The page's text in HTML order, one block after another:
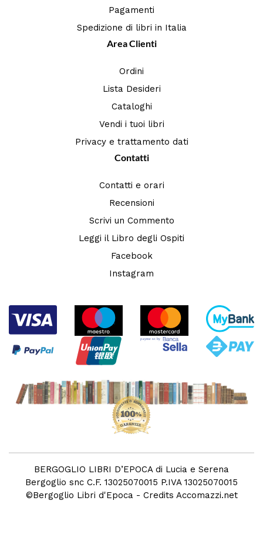
Pagamenti
Spedizione di libri in Italia
Area Clienti
Ordini
Lista Desideri
Cataloghi
Vendi i tuoi libri
Privacy e trattamento dati
Contatti
Contatti e orari
Recensioni
Scrivi un Commento
Leggi il Libro degli Ospiti
Facebook
Instagram
BERGOGLIO LIBRI D’EPOCA di Lucia e Serena
Bergoglio snc C.F. 13025070015 P.IVA 13025070015
©Bergoglio Libri d'Epoca - Credits Accomazzi.net